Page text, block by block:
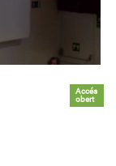
Accés
obert